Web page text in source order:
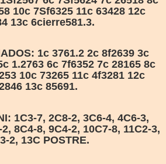
10c 7Sf6325 11c 63428 12c
13c 6cierre581.3.
1c 3761.2 2c 8f2639 3c
1.2763 6c 7f6352 7c 28165 8c
10c 73265 11c 4f3281 12c
13c 85691.
1C3-7, 2C8-2, 3C6-4, 4C6-3,
8C4-8, 9C4-2, 10C7-8, 11C2-3,
2, 13C POSTRE.